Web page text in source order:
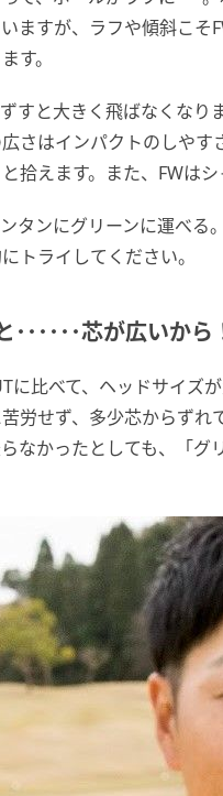
ますが、ラフや傾斜こそ
す。
すと大きく飛ばなくな
さはインパクトのしや
拾えます。また、FWは
タンにグリーンに運べる
トライしてください。
･･････芯が広いから
に比べて、ヘッドサイズ
労せず、多少芯からず
なかったとしても、「